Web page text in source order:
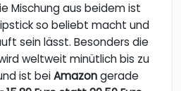
Mischung aus beidem ist
so beliebt macht und
sein lässt. Besonders die
weltweit minütlich bis zu
ist beiAmazongerade